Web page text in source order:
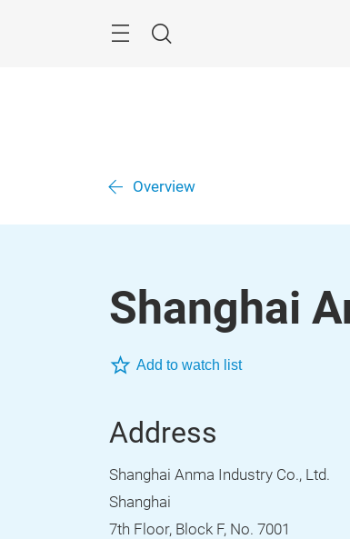
Suche
Overview
Shanghai
Add to watch list
Address
Shanghai Anma Industry Co., Ltd.
Shanghai
7th Floor, Block F, No. 7001